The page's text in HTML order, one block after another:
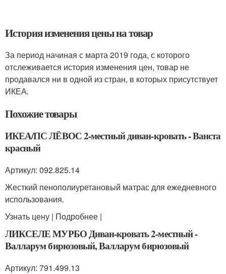
История изменения цены на товар
За период начиная с марта 2019 года, с которого
отслеживается история изменения цен, товар не
продавался ни в одной из стран, в которых присутствует
ИКЕА.
Похожие товары
ИКЕА/ПС ЛЁВОС 2-местный диван-кровать - Ванста
красный
Артикул: 092.825.14
Жесткий пенополиуретановый матрас для ежедневного
использования.
Узнать цену | Подробнее |
ЛИКСЕЛЕ МУРБО Диван-кровать 2-местный -
Валларум бирюзовый, Валларум бирюзовый
Артикул: 791.499.13